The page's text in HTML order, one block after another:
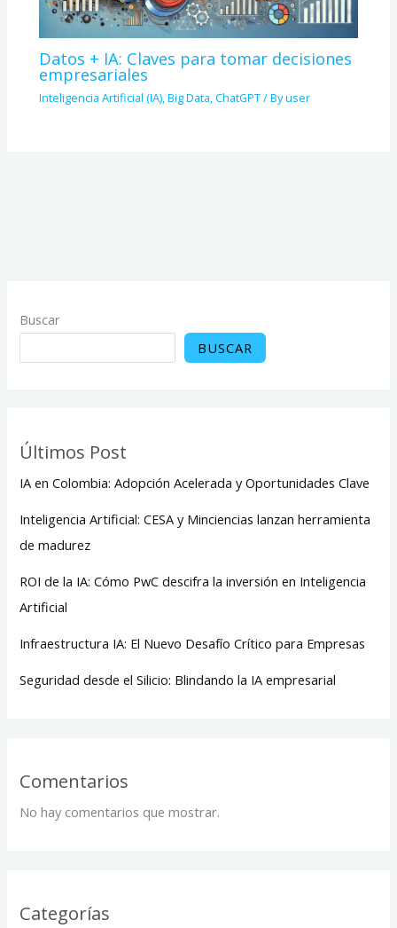
Datos + IA: Claves para tomar decisiones
empresariales
Inteligencia Artificial (IA),Big Data,ChatGPT/ Byuser
Buscar
BUSCAR
Últimos Post
IA en Colombia: Adopción Acelerada y Oportunidades Clave
Inteligencia Artificial: CESA y Minciencias lanzan herramienta
de madurez
ROI de la IA: Cómo PwC descifra la inversión en Inteligencia
Artificial
Infraestructura IA: El Nuevo Desafío Crítico para Empresas
Seguridad desde el Silicio: Blindando la IA empresarial
Comentarios
No hay comentarios que mostrar.
Categorías